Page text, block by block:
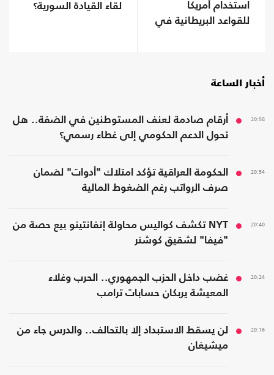
استخدام أمريكا
للقواعد البريطانية في
لقاء القيادة السورية؟
أخبار الساعة
20:58
أرقام صادمة لعنف المستوطنين في الضفة.. هل
تحول الدعم الحكومي إلى غطاء رسمي؟
20:54
الحكومة العراقية تؤكد امتلاك "أدوات" لضمان
صرف الرواتب رغم الضغوط المالية
20:40
NYT تكشف كواليس محاولة إنفانتينو بيع حصة من
"فيفا" لشقيق كوشنر
20:24
غضب داخل الحزب الجمهوري.. الحرب وغلاء
المعيشة يربكان حسابات ترامب
20:16
لن يسقط الاستبداد إلا بالتحالف.. والدرس جاء من
ميشيغان